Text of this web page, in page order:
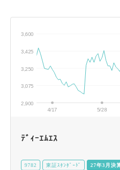
2,900
3,075
3,250
3,425
3,600
4/17 5/28
ﾃﾞｨｰｴﾑｴｽ
9782 東証ｽﾀﾝﾀﾞｰﾄﾞ 27年3月決